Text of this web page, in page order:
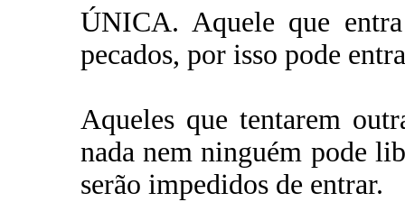
ÚNICA. Aquele que
pecados, por isso pode
Aqueles que tentarem
nada nem ninguém pode
serão impedidos de entrar.